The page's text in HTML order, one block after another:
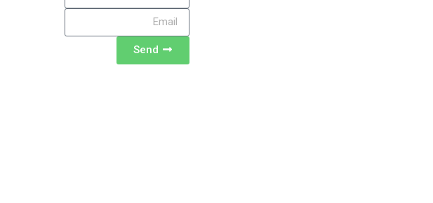
Send